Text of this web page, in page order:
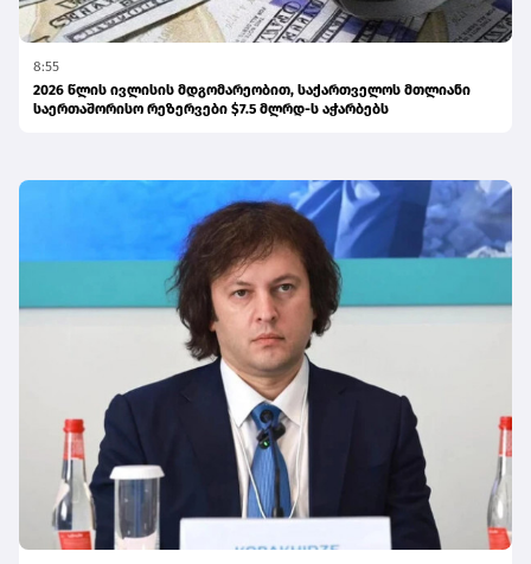
8:55
2026 წლის ივლისის მდგომარეობით, საქართველოს მთლიანი
საერთაშორისო რეზერვები $7.5 მლრდ-ს აჭარბებს